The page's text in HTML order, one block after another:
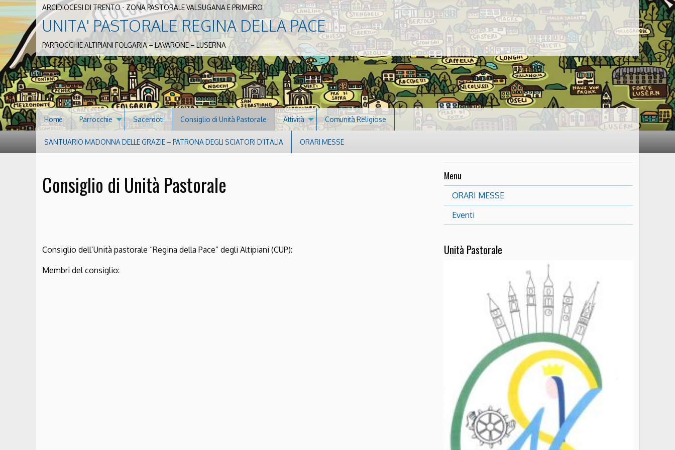
ARCIDIOCESI DI TRENTO - ZONA PASTORALE VALSUGANA E PRIMIERO
UNITA' PASTORALE REGINA DELLA PACE
PARROCCHIE ALTIPIANI FOLGARIA – LAVARONE – LUSERNA
Home Parrocchie Sacerdoti Consiglio di Unità Pastorale Attività Comunità Religiose
SANTUARIO MADONNA DELLE GRAZIE – PATRONA DEGLI SCIATORI D’ITALIA ORARI MESSE
Consiglio di Unità Pastorale
Consiglio dell’Unità pastorale “Regina della Pace” degli Altipiani (CUP):
Membri del consiglio:
Menu
ORARI MESSE
Eventi
Unità Pastorale